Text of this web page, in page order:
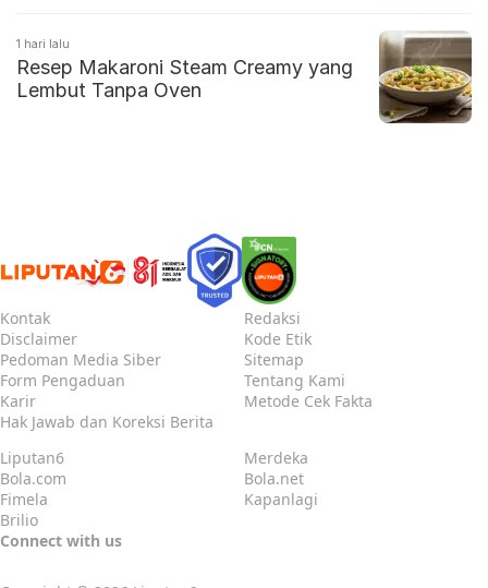
1 hari lalu
Resep Makaroni Steam Creamy yang
Lembut Tanpa Oven
Kontak
Redaksi
Disclaimer
Kode Etik
Pedoman Media Siber
Sitemap
Form Pengaduan
Tentang Kami
Karir
Metode Cek Fakta
Hak Jawab dan Koreksi Berita
Liputan6
Merdeka
Bola.com
Bola.net
Fimela
Kapanlagi
Brilio
Connect with us